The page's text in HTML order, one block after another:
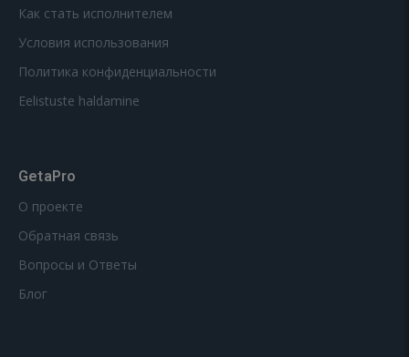
Как стать исполнителем
Условия использования
Политика конфиденциальности
Eelistuste haldamine
GetaPro
О проекте
Обратная связь
Вопросы и Ответы
Блог